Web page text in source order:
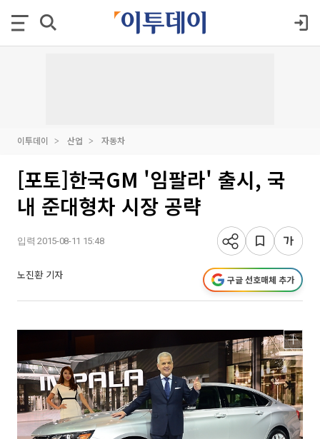
이투데이 산업 자동차
[포토]한국GM '임팔라' 출시, 국
내 준대형차 시장 공략
입력 2015-08-11 15:48
노진환 기자 구글 선호매체 추가